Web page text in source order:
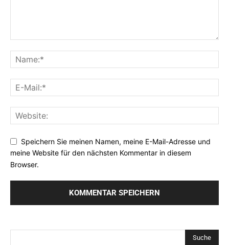
Speichern Sie meinen Namen, meine E-Mail-Adresse und
meine Website für den nächsten Kommentar in diesem
Browser.